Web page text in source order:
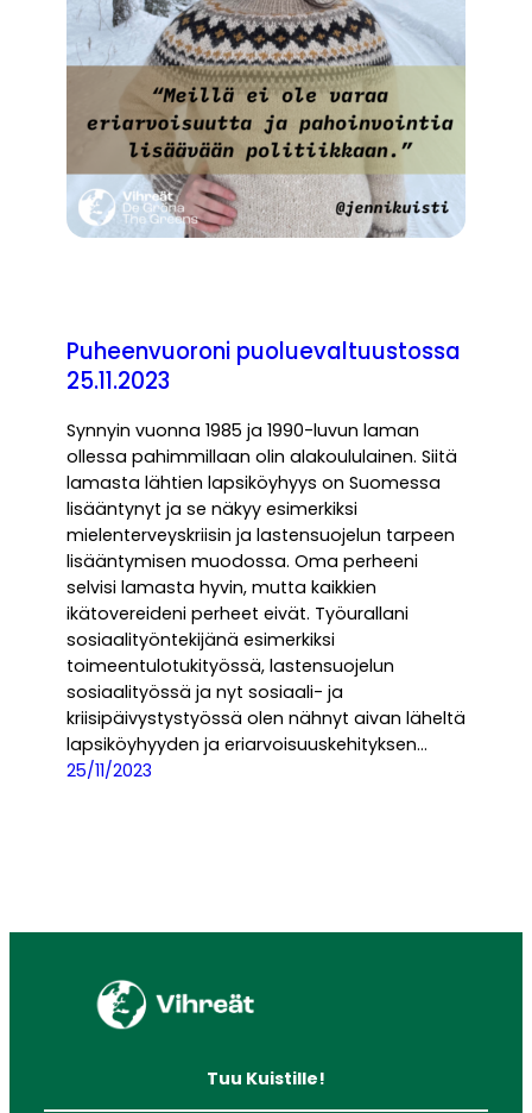
Puheenvuoroni puoluevaltuustossa
25.11.2023
Synnyin vuonna 1985 ja 1990-luvun laman
ollessa pahimmillaan olin alakoululainen. Siitä
lamasta lähtien lapsiköyhyys on Suomessa
lisääntynyt ja se näkyy esimerkiksi
mielenterveyskriisin ja lastensuojelun tarpeen
lisääntymisen muodossa. Oma perheeni
selvisi lamasta hyvin, mutta kaikkien
ikätovereideni perheet eivät. Työurallani
sosiaalityöntekijänä esimerkiksi
toimeentulotukityössä, lastensuojelun
sosiaalityössä ja nyt sosiaali- ja
kriisipäivystystyössä olen nähnyt aivan läheltä
lapsiköyhyyden ja eriarvoisuuskehityksen…
25/11/2023
Tuu Kuistille!